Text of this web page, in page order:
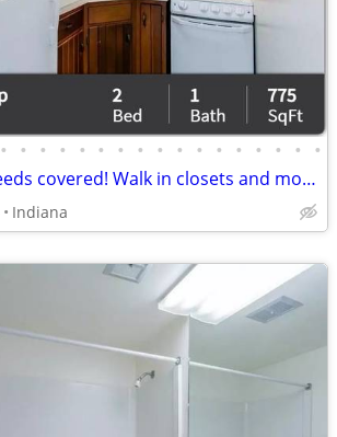
• • • • • • • • • • • • • • • • •
All your space needs covered! Walk in closets and more!
Indiana